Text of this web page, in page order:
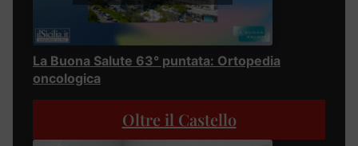
La Buona Salute 63° puntata: Ortopedia
oncologica
Oltre il Castello